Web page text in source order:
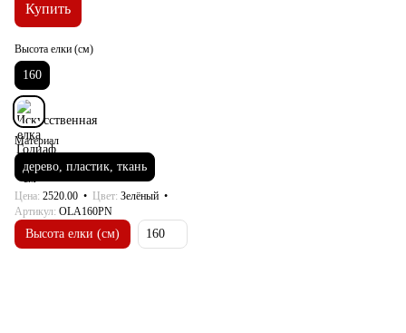
Купить
Высота елки (см)
160
Материал
дерево, пластик, ткань
Цена 2520.00 Цвет Зелёный
Артикул OLA160PN
Высота елки (см) 160